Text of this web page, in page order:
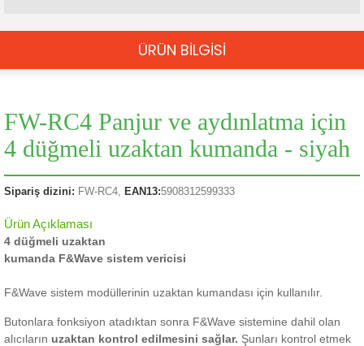
ÜRÜN BİLGİSİ
FW-RC4 Panjur ve aydınlatma için
4 düğmeli uzaktan kumanda - siyah
Sipariş dizini: FW-RC4, EAN13:5908312599333
Ürün Açıklaması
4 düğmeli uzaktan
kumanda F&Wave sistem vericisi
F&Wave sistem modüllerinin uzaktan kumandası için kullanılır.
Butonlara fonksiyon atadıktan sonra F&Wave sistemine dahil olan
alıcıların uzaktan kontrol edilmesini sağlar. Şunları kontrol etmek